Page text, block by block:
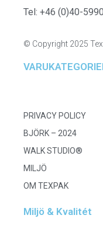
Tel: +46 (0)40-
© Copyright 2025
PRIVACY POLICY
BJÖRK – 2024
WALK STUDIO®
MILJÖ
OM TEXPAK
Miljö & Kvalitét